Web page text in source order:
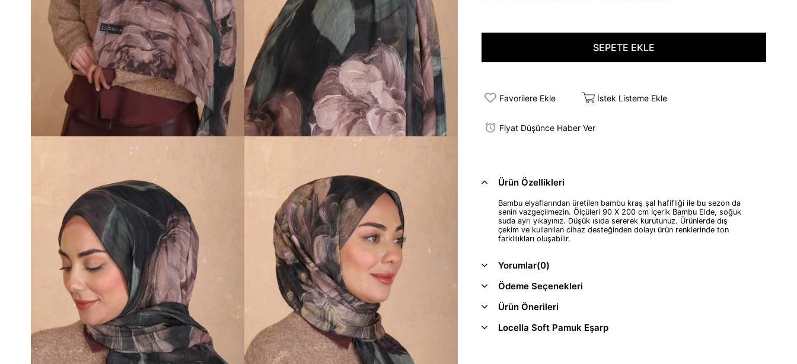
Favorilere Ekle İstek Listeme Ekle
Fiyat Düşünce Haber Ver
Ürün Özellikleri
Bambu elyaflarından üretilen bambu kraş şal hafifliği ile bu sezon da
senin vazgeçilmezin. Ölçüleri 90 X 200 cm İçerik Bambu Elde, soğuk
suda ayrı yıkayınız. Düşük ısıda sererek kurutunuz. Ürünlerde dış
çekim ve kullanılan cihaz desteğinden dolayı ürün renklerinde ton
farklılıkları oluşabilir.
Yorumlar(0)
Ödeme Seçenekleri
Ürün Önerileri
Locella Soft Pamuk Eşarp